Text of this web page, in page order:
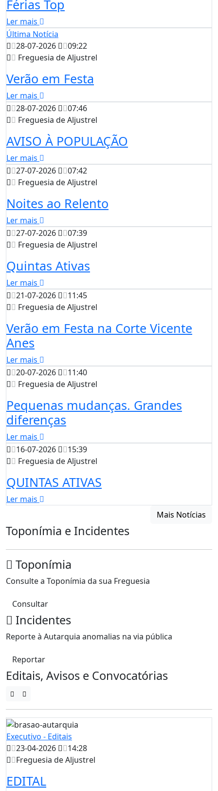
Férias Top
Ler mais
Última Notícia
28-07-2026
09:22
Freguesia de Aljustrel
Verão em Festa
Ler mais
28-07-2026
07:46
Freguesia de Aljustrel
AVISO À POPULAÇÃO
Ler mais
27-07-2026
07:42
Freguesia de Aljustrel
Noites ao Relento
Ler mais
27-07-2026
07:39
Freguesia de Aljustrel
Quintas Ativas
Ler mais
21-07-2026
11:45
Freguesia de Aljustrel
Verão em Festa na Corte Vicente
Anes
Ler mais
20-07-2026
11:40
Freguesia de Aljustrel
Pequenas mudanças. Grandes
diferenças
Ler mais
16-07-2026
15:39
Freguesia de Aljustrel
QUINTAS ATIVAS
Ler mais
Mais Notícias
Toponímia e Incidentes
Toponímia
Consulte a Toponímia da sua Freguesia
Consultar
Incidentes
Reporte à Autarquia anomalias na via pública
Reportar
Editais, Avisos e Convocatórias
Executivo - Editais
23-04-2026
14:28
Freguesia de Aljustrel
EDITAL